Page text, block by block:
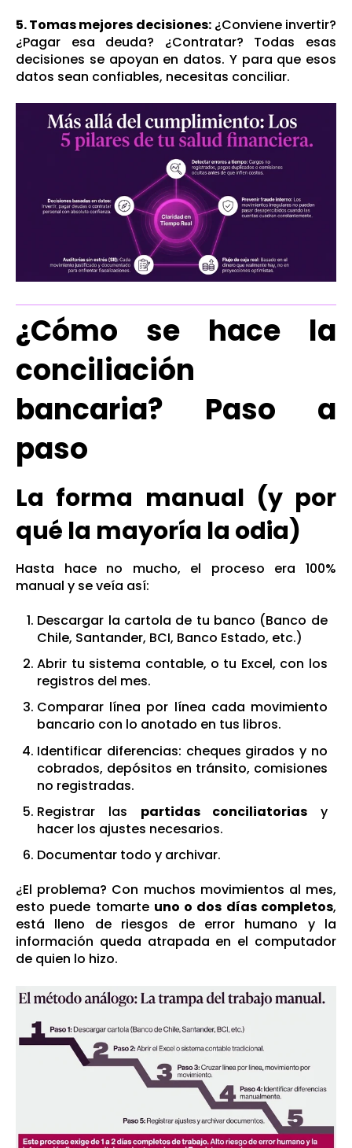
5. Tomas mejores decisiones:¿Conviene invertir?
¿Pagar esa deuda? ¿Contratar? Todas esas
decisiones se apoyan en datos. Y para que esos
datos sean confiables, necesitas conciliar.
¿Cómo se hace la
conciliación
bancaria? Paso a
paso
La forma manual (y por
qué la mayoría la odia)
Hasta hace no mucho, el proceso era 100%
manual y se veía así:
Descargar la cartola de tu banco (Banco de
Chile, Santander, BCI, Banco Estado, etc.)
Abrir tu sistema contable, o tu Excel, con los
registros del mes.
Comparar línea por línea cada movimiento
bancario con lo anotado en tus libros.
Identificar diferencias: cheques girados y no
cobrados, depósitos en tránsito, comisiones
no registradas.
Registrar las partidas conciliatorias y
hacer los ajustes necesarios.
Documentar todo y archivar.
¿El problema? Con muchos movimientos al mes,
esto puede tomarte uno o dos días completos,
está lleno de riesgos de error humano y la
información queda atrapada en el computador
de quien lo hizo.